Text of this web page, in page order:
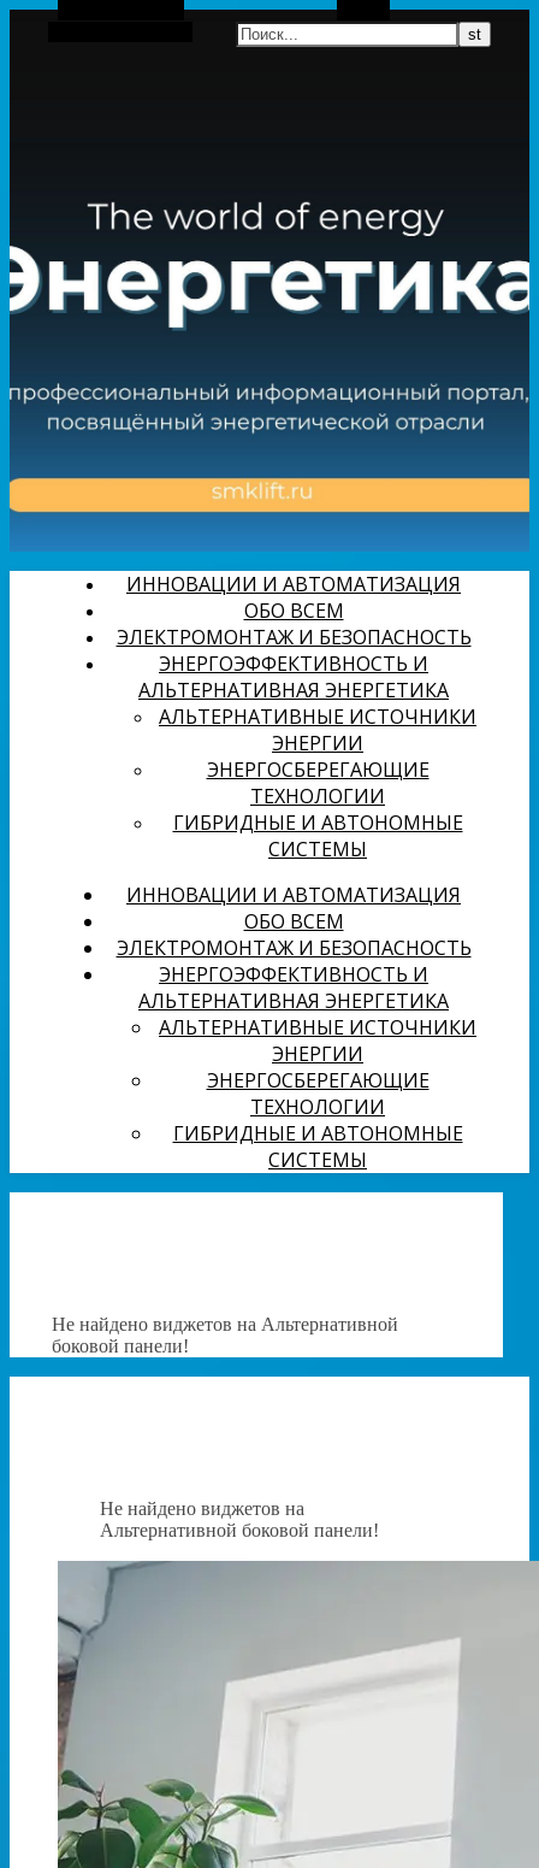
Боковая панель
ИННОВАЦИИ И АВТОМАТИЗАЦИЯ
ОБО ВСЕМ
ЭЛЕКТРОМОНТАЖ И БЕЗОПАСНОСТЬ
ЭНЕРГОЭФФЕКТИВНОСТЬ И
АЛЬТЕРНАТИВНАЯ ЭНЕРГЕТИКА
АЛЬТЕРНАТИВНЫЕ ИСТОЧНИКИ
ЭНЕРГИИ
ЭНЕРГОСБЕРЕГАЮЩИЕ
ТЕХНОЛОГИИ
ГИБРИДНЫЕ И АВТОНОМНЫЕ
СИСТЕМЫ
ИННОВАЦИИ И АВТОМАТИЗАЦИЯ
ОБО ВСЕМ
ЭЛЕКТРОМОНТАЖ И БЕЗОПАСНОСТЬ
ЭНЕРГОЭФФЕКТИВНОСТЬ И
АЛЬТЕРНАТИВНАЯ ЭНЕРГЕТИКА
АЛЬТЕРНАТИВНЫЕ ИСТОЧНИКИ
ЭНЕРГИИ
ЭНЕРГОСБЕРЕГАЮЩИЕ
ТЕХНОЛОГИИ
ГИБРИДНЫЕ И АВТОНОМНЫЕ
СИСТЕМЫ
Не найдено виджетов на Альтернативной
боковой панели!
Не найдено виджетов на
Альтернативной боковой панели!